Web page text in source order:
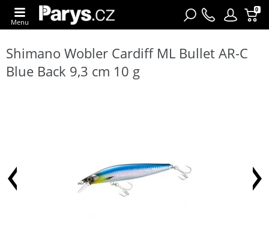
0
Menu
Shimano Wobler Cardiff ML Bullet AR-C
Blue Back 9,3 cm 10 g